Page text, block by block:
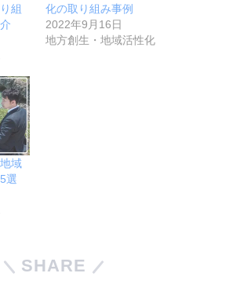
組
化の取り組み事例
2022年9月16日
地方創生・地域活性化
域
選
SHARE